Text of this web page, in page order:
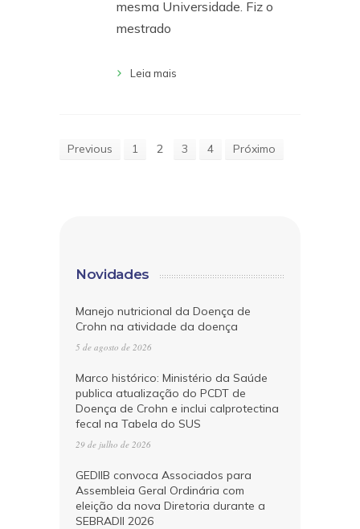
mesma Universidade. Fiz o
mestrado
Leia mais
Previous 1 2 3 4 Próximo
Novidades
Manejo nutricional da Doença de
Crohn na atividade da doença
5 de agosto de 2026
Marco histórico: Ministério da Saúde
publica atualização do PCDT de
Doença de Crohn e inclui calprotectina
fecal na Tabela do SUS
29 de julho de 2026
GEDIIB convoca Associados para
Assembleia Geral Ordinária com
eleição da nova Diretoria durante a
SEBRADII 2026